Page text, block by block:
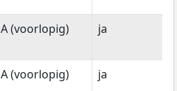
A (voorlopig) ja
A (voorlopig) ja